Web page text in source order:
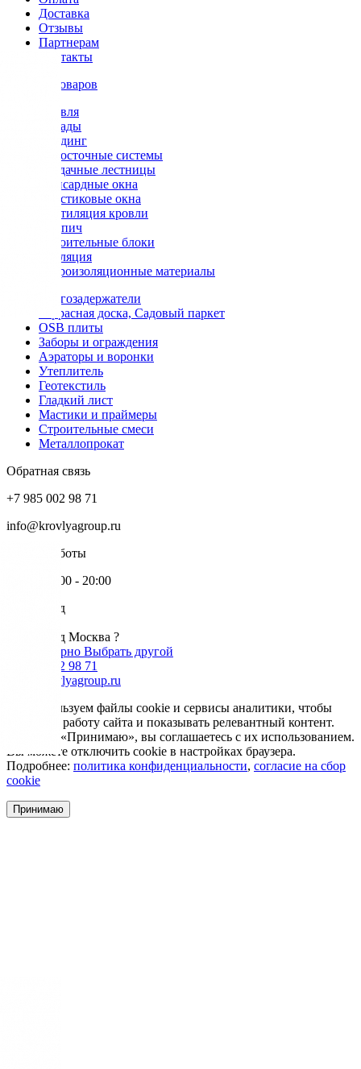
Доставка
Отзывы
Партнерам
Контакты
Каталог товаров
Кровля
Фасады
Сайдинг
Водосточные системы
Чердачные лестницы
Мансардные окна
Пластиковые окна
Вентиляция кровли
Кирпич
Строительные блоки
Изоляция
Гидроизоляционные материалы
Снегозадержатели
Террасная доска, Садовый паркет
OSB плиты
Заборы и ограждения
Аэраторы и воронки
Утеплитель
Геотекстиль
Гладкий лист
Мастики и праймеры
Строительные смеси
Металлопрокат
Обратная связь
+7 985 002 98 71
info@krovlyagroup.ru
Режим работы
Пн-Пт: 9:00 - 20:00
Ваш город
Ваш город Москва ?
Да, все верно Выбрать другой
+7 985 002 98 71
info@krovlyagroup.ru
Мы используем файлы cookie и сервисы аналитики, чтобы
улучшить работу сайта и показывать релевантный контент.
Нажимая «Принимаю», вы соглашаетесь с их использованием.
Вы можете отключить cookie в настройках браузера.
Подробнее: политика конфиденциальности, согласие на сбор
cookie
Принимаю